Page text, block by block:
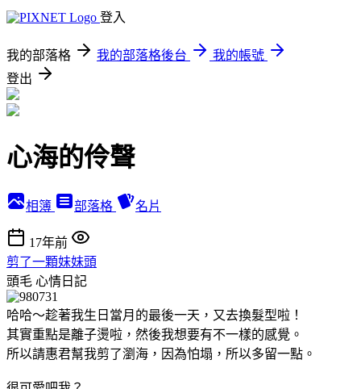
登入
我的部落格 我的部落格後台
我的帳號
登出
心海的伶聲
相簿 部落格 名片
17年前
剪了一顆妹妹頭
頭毛 心情日記
哈哈～趁著我生日當月的最後一天，又去換髮型啦！
其實重點是離子燙啦，然後我想要有不一樣的感覺。
所以請惠君幫我剪了瀏海，因為怕塌，所以多留一點。